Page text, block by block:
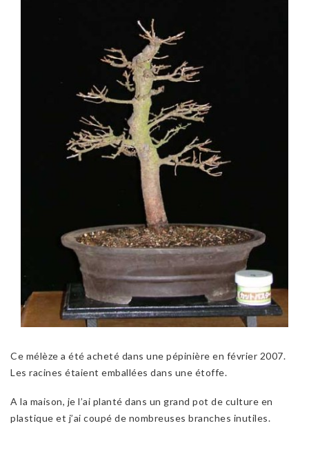
Ce mélèze a été acheté dans une pépinière en février 2007.
Les racines étaient emballées dans une étoffe.
A la maison, je l’ai planté dans un grand pot de culture en
plastique et j’ai coupé de nombreuses branches inutiles.